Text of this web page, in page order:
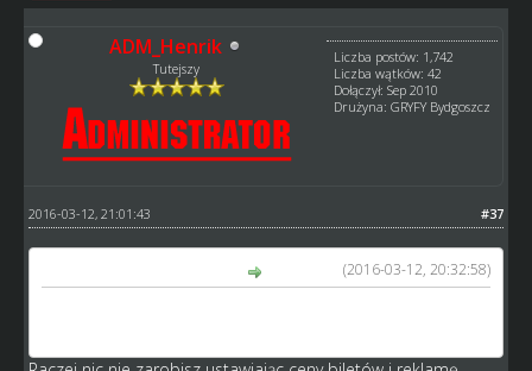
ADM_Henrik
Tutejszy
Liczba postów: 1,742
Liczba wątków: 42
Dołączył: Sep 2010
Drużyna: GRYFY Bydgoszcz
#37
2016-03-12, 21:01:43
(2016-03-12, 20:32:58)